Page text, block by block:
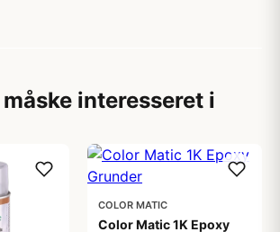
måske interesseret i
COLOR MATIC
Color Matic 1K Epoxy